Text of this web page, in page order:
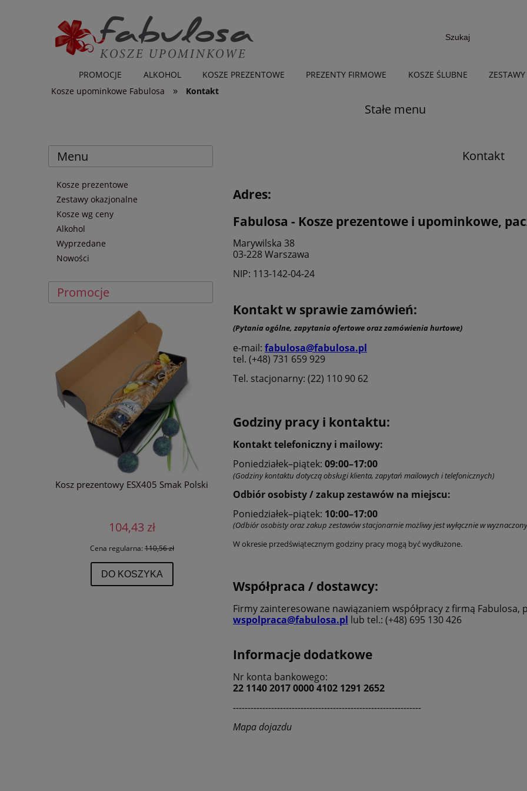
PROMOCJE ALKOHOL KOSZE PREZENTOWE PREZENTY FIRMOWE KOSZE ŚLUBNE
Kosze upominkowe Fabulosa
» Kontakt
Stałe menu
Menu
Kosze prezentowe
Zestawy okazjonalne
Kosze wg ceny
Alkohol
Wyprzedane
Nowości
Promocje
Kosz prezentowy ESX405 Smak Polski
104,43 zł
Cena regularna:110,56 zł
DO KOSZYKA
Kontakt
Adres:
Fabulosa - Kosze prezentowe i upominkowe,
Marywilska 38
03-228Warszawa
NIP: 113-142-04-24
Kontakt w sprawie zamówień:
(Pytania ogólne, zapytania ofertowe oraz zamówienia hurtowe)
e-mail: fabulosa@fabulosa.pl
tel. (+48) 731 659 929
Tel. stacjonarny: (22) 110 90 62
Godziny pracy i kontaktu:
Kontakt telefoniczny i mailowy:
Poniedziałek–piątek: 09:00–17:00
(Godziny kontaktu dotyczą obsługi klienta, zapytań mailowych i telefonicznych)
Odbiór osobisty / zakup zestawów na miejscu:
Poniedziałek–piątek: 10:00–17:00
(Odbiór osobisty oraz zakup zestawów stacjonarnie możliwy jest wyłącznie w
W okresie przedświątecznym godziny pracy mogą być wydłużone.
Współpraca / dostawcy:
Firmy zainteresowane nawiązaniem współpracy z firmą Fabulosa,
wspolpraca@fabulosa.pl lub tel.: (+48) 695 130 426
Informacje dodatkowe
Nr konta bankowego:
22 1140 2017 0000 4102 1291 2652
----------------------------------------------------------------
Mapa dojazdu